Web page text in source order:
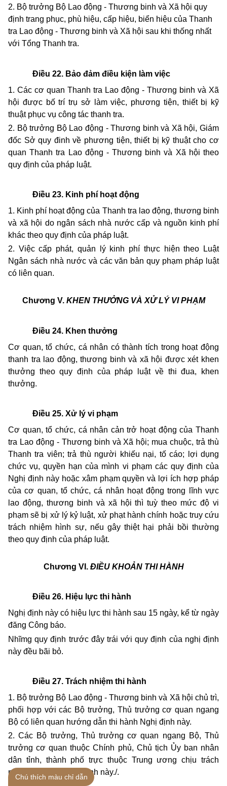
2. Bộ trưởng Bộ Lao động - Thương binh và Xã hội quy
định trang phục, phù hiệu, cấp hiệu, biển hiệu của Thanh
tra Lao động - Thương binh và Xã hội sau khi thống nhất
với Tổng Thanh tra.
Điều 22. Bảo đảm điều kiện làm việc
1. Các cơ quan Thanh tra Lao động - Thương binh và Xã
hội được bố trí trụ sở làm việc, phương tiện, thiết bị kỹ
thuật phục vụ công tác thanh tra.
2. Bộ trưởng Bộ Lao động - Thương binh và Xã hội, Giám
đốc Sở quy đinh về phương tiện, thiết bị kỹ thuật cho cơ
quan Thanh tra Lao động - Thương binh và Xã hội theo
quy định của pháp luật.
Điều 23. Kinh phí hoạt động
1. Kinh phí hoạt động của Thanh tra lao động, thương binh
và xã hội do ngân sách nhà nước cấp và nguồn kinh phí
khác theo quy định của pháp luật.
2. Việc cấp phát, quản lý kinh phí thực hiện theo Luật
Ngân sách nhà nước và các văn bản quy phạm pháp luật
có liên quan.
Chương V. KHEN THƯỞNG VÀ XỬ LÝ VI PHẠM
Điều 24. Khen thưởng
Cơ quan, tổ chức, cá nhân có thành tích trong hoạt động
thanh tra lao động, thương binh và xã hội được xét khen
thưởng theo quy định của pháp luật về thi đua, khen
thưởng.
Điều 25. Xử lý vi phạm
Cơ quan, tổ chức, cá nhân cản trở hoạt động của Thanh
tra Lao động - Thương binh và Xã hội; mua chuộc, trả thù
Thanh tra viên; trả thù người khiếu nại, tố cáo; lợi dụng
chức vụ, quyền hạn của mình vi phạm các quy định của
Nghị định này hoặc xâm phạm quyền và lợi ích hợp pháp
của cơ quan, tổ chức, cá nhân hoạt động trong lĩnh vực
lao động, thương binh và xã hội thì tuỳ theo mức độ vi
phạm sẽ bị xử lý kỷ luật, xử phạt hành chính hoặc truy cứu
trách nhiệm hình sự, nếu gây thiệt hại phải bồi thường
theo quy định của pháp luật.
Chương VI. ĐIỀU KHOẢN THI HÀNH
Điều 26. Hiệu lực thi hành
Nghị định này có hiệu lực thi hành sau 15 ngày, kể từ ngày
đăng Công báo.
Nhĩmg quy định trước đây trái với quy định của nghị định
này đều bãi bỏ.
Điều 27. Trách nhiệm thi hành
1. Bộ trưởng Bộ Lao động - Thương binh và Xã hội chủ trì,
phối hợp với các Bộ trưởng, Thủ trưởng cơ quan ngang
Bộ có liên quan hướng dẫn thi hành Nghị định này.
2. Các Bộ trưởng, Thủ trưởng cơ quan ngang Bộ, Thủ
trưởng cơ quan thuộc Chính phủ, Chủ tịch Ủy ban nhân
dân tỉnh, thành phố trực thuộc Trung ương chịu trách
nhiệm thi hành Nghị định này./.
Chú thích màu chỉ dẫn